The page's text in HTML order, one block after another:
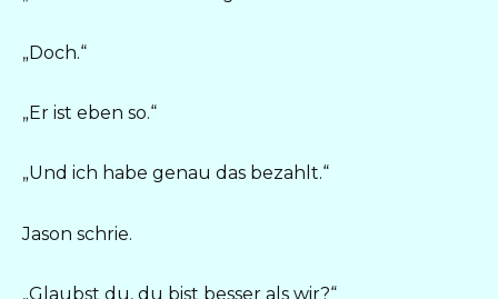
„Doch.“
„Er ist eben so.“
„Und ich habe genau das bezahlt.“
Jason schrie.
„Glaubst du, du bist besser als wir?“